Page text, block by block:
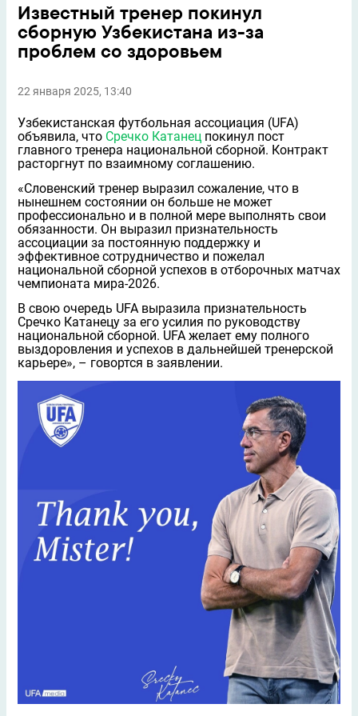
Известный тренер покинул
сборную Узбекистана из-за
проблем со здоровьем
22 января 2025, 13:40
Узбекистанская футбольная ассоциация (UFA)
объявила, что Сречко Катанец покинул пост
главного тренера национальной сборной. Контракт
расторгнут по взаимному соглашению.
«Словенский тренер выразил сожаление, что в
нынешнем состоянии он больше не может
профессионально и в полной мере выполнять свои
обязанности. Он выразил признательность
ассоциации за постоянную поддержку и
эффективное сотрудничество и пожелал
национальной сборной успехов в отборочных матчах
чемпионата мира-2026.
В свою очередь UFA выразила признательность
Сречко Катанецу за его усилия по руководству
национальной сборной. UFA желает ему полного
выздоровления и успехов в дальнейшей тренерской
карьере», – говортся в заявлении.